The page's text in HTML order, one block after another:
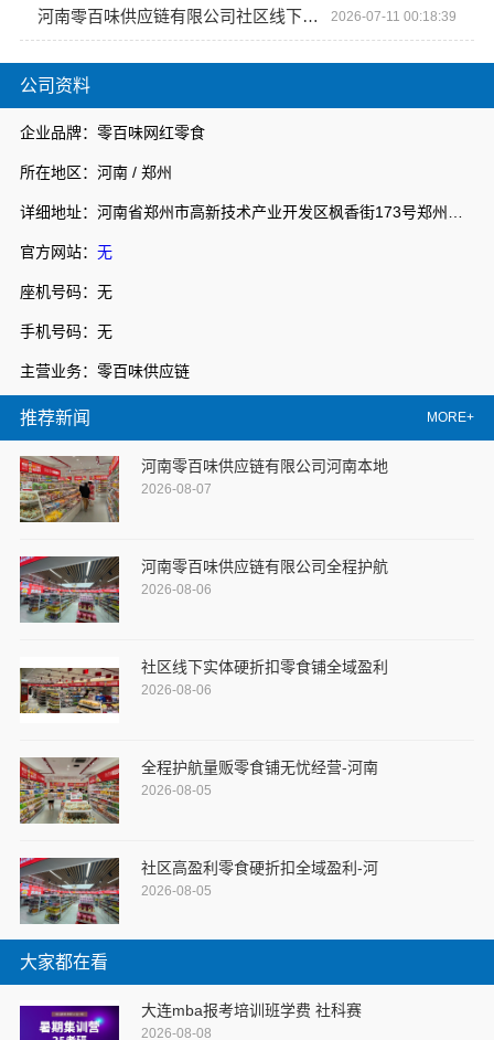
公司资料
企业品牌：零百味网红零食
所在地区：河南 / 郑州
详细地址：河南省郑州市高新技术产业开发区枫香街173号郑州天健湖智联网产业园3号楼7层706室
官方网站： 无
座机号码：无
手机号码：无
主营业务：零百味供应链
推荐新闻 MORE+
河南零百味供应链有限公司河南本地
2026-08-07
河南零百味供应链有限公司全程护航
2026-08-06
社区线下实体硬折扣零食铺全域盈利
2026-08-06
全程护航量贩零食铺无忧经营-河南
2026-08-05
社区高盈利零食硬折扣全域盈利-河
2026-08-05
大家都在看
大连mba报考培训班学费 社科赛
2026-08-08
河南零百味供应链有限公司社区线下实体硬折扣零食铺全域盈利 2026-07-11 00:18:39